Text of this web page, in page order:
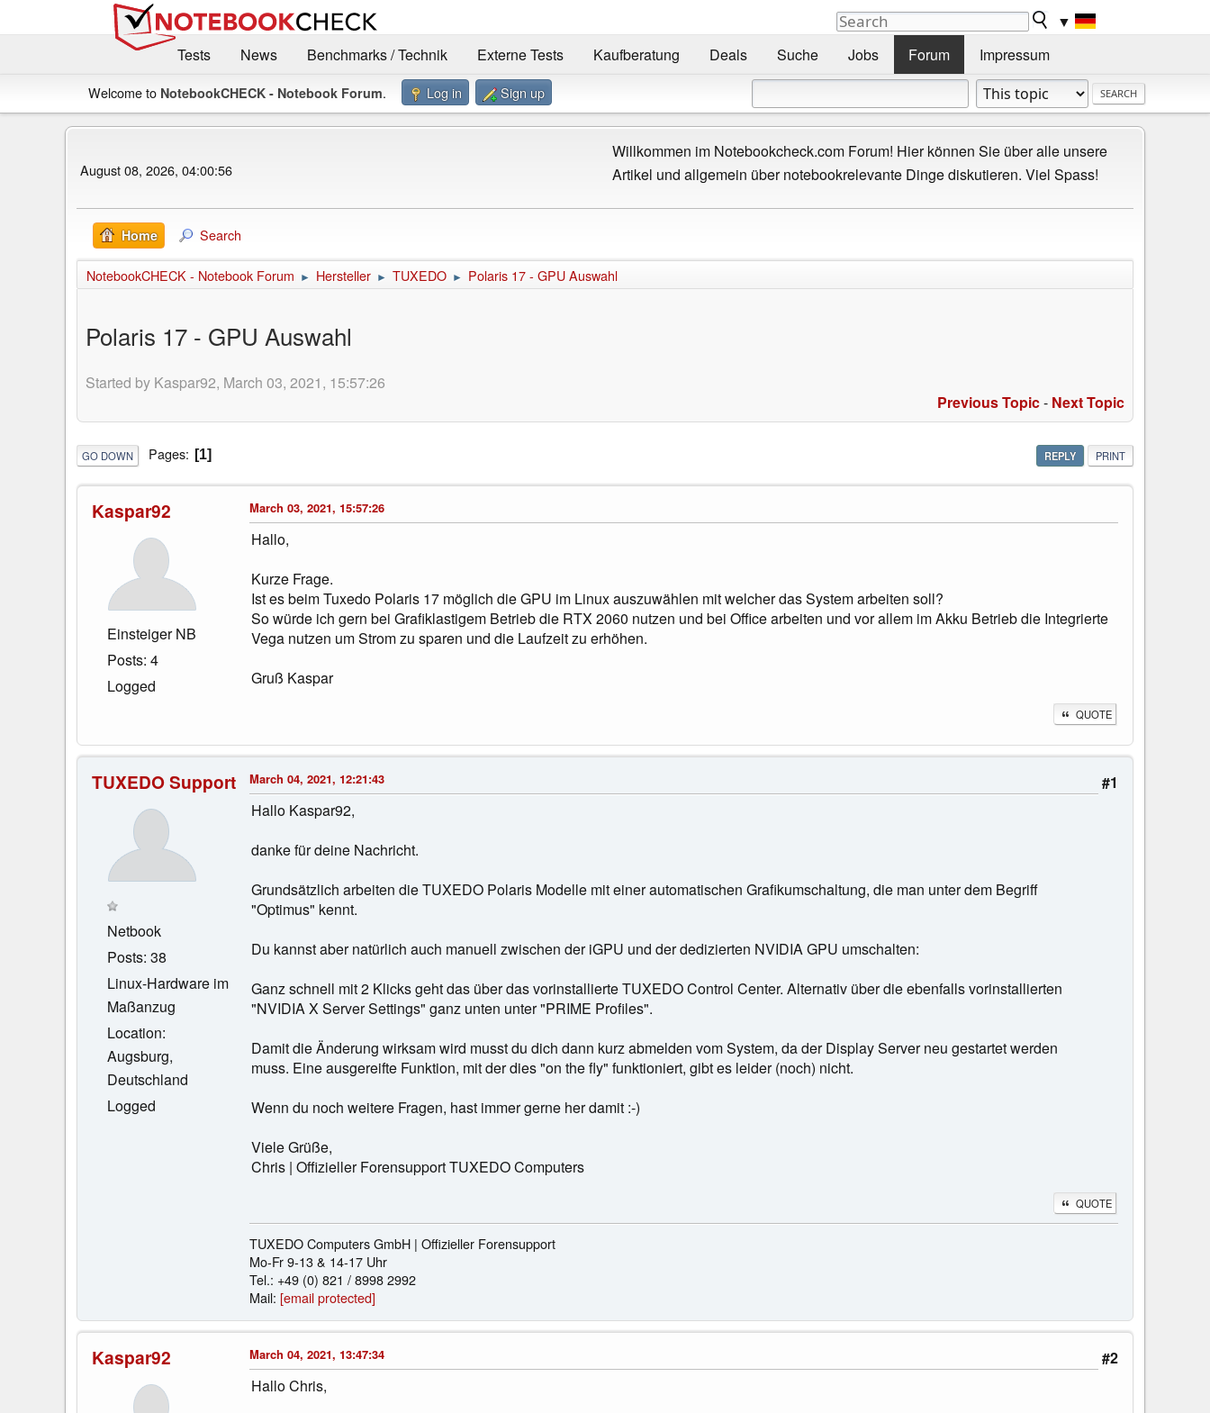
▼
Tests
News Benchmarks / Technik Externe Tests Kaufberatung Deals Suche Jobs Forum Impressum
Welcome to NotebookCHECK - Notebook Forum. Log in Sign up
August 08, 2026, 04:00:56
Willkommen im Notebookcheck.com Forum! Hier können Sie über alle unsere
Artikel und allgemein über notebookrelevante Dinge diskutieren. Viel Spass!
Home Search
NotebookCHECK - Notebook Forum ► Hersteller ► TUXEDO ► Polaris 17 - GPU Auswahl
Polaris 17 - GPU Auswahl
Started by Kaspar92, March 03, 2021, 15:57:26
Previous Topic- Next Topic
REPLY PRINT
GO DOWN Pages 1
Kaspar92
Einsteiger NB
Posts: 4
Logged
March 03, 2021, 15:57:26
Hallo,
Kurze Frage.
Ist es beim Tuxedo Polaris 17 möglich die GPU im Linux auszuwählen mit welcher das System arbeiten soll?
So würde ich gern bei Grafiklastigem Betrieb die RTX 2060 nutzen und bei Office arbeiten und vor allem im Akku Betrieb die Integrierte
Vega nutzen um Strom zu sparen und die Laufzeit zu erhöhen.
Gruß Kaspar
QUOTE
TUXEDO Support
Netbook
Posts: 38
Linux-Hardware im
Maßanzug
Location:
Augsburg,
Deutschland
Logged
#1
March 04, 2021, 12:21:43
Hallo Kaspar92,
danke für deine Nachricht.
Grundsätzlich arbeiten die TUXEDO Polaris Modelle mit einer automatischen Grafikumschaltung, die man unter dem Begriff
"Optimus" kennt.
Du kannst aber natürlich auch manuell zwischen der iGPU und der dedizierten NVIDIA GPU umschalten:
Ganz schnell mit 2 Klicks geht das über das vorinstallierte TUXEDO Control Center. Alternativ über die ebenfalls vorinstallierten
"NVIDIA X Server Settings" ganz unten unter "PRIME Profiles".
Damit die Änderung wirksam wird musst du dich dann kurz abmelden vom System, da der Display Server neu gestartet werden
muss. Eine ausgereifte Funktion, mit der dies "on the fly" funktioniert, gibt es leider (noch) nicht.
Wenn du noch weitere Fragen, hast immer gerne her damit :-)
Viele Grüße,
Chris | Offizieller Forensupport TUXEDO Computers
QUOTE
TUXEDO Computers GmbH | Offizieller Forensupport
Mo-Fr 9-13 & 14-17 Uhr
Tel.: +49 (0) 821 / 8998 2992
Mail: [email protected]
Kaspar92 #2
March 04, 2021, 13:47:34
Hallo Chris,